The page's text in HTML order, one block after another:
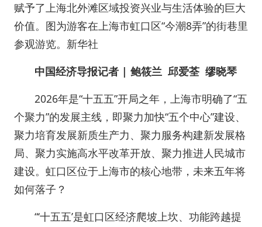
赋予了上海北外滩区域投资兴业与生活体验的巨大
价值。图为游客在上海市虹口区“今潮8弄”的街巷里
参观游览。新华社
中国经济导报记者 | 鲍筱兰 邱爱荃 缪晓琴
2026年是“十五五”开局之年，上海市明确了“五
个聚力”的发展主线，即聚力加快“五个中心”建设、
聚力培育发展新质生产力、聚力服务构建新发展格
局、聚力实施高水平改革开放、聚力推进人民城市
建设。虹口区位于上海市的核心地带，未来五年将
如何落子？
“‘十五五’是虹口区经济爬坡上坎、功能跨越提